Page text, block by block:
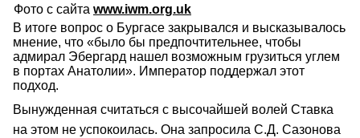
Фото с сайта www.iwm.org.uk
В итоге вопрос о Бургасе закрывался и высказывалось
мнение, что «было бы пред­почтительнее, чтобы
адмирал Эбергард нашел возможным грузиться углем
в пор­тах Анатолии». Император поддержал этот
подход.
Вынужденная считаться с высочайшей волей Ставка
на этом не успокоилась. Она запросила С.Д. Сазонова